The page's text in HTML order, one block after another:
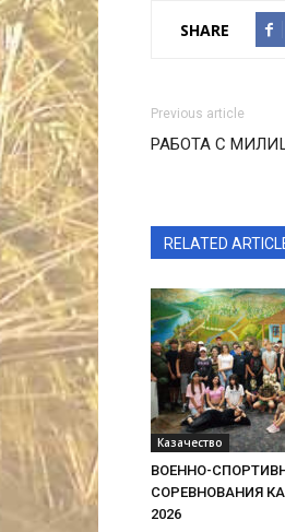
SHARE
Previous article
РАБОТА С
RELATED
Казачество
ВОЕННО-
СОРЕВНОВАНИЯ
2026